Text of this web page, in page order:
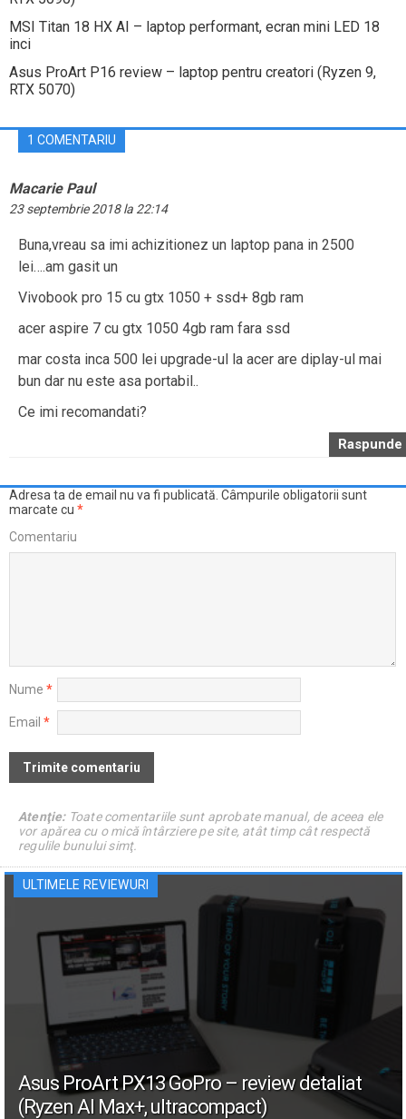
MSI Titan 18 HX AI – laptop performant, ecran mini LED 18
inci
Asus ProArt P16 review – laptop pentru creatori (Ryzen 9,
RTX 5070)
1 COMENTARIU
Macarie Paul
23 septembrie 2018 la 22:14
Buna,vreau sa imi achizitionez un laptop pana in 2500
lei….am gasit un
Vivobook pro 15 cu gtx 1050 + ssd+ 8gb ram
acer aspire 7 cu gtx 1050 4gb ram fara ssd
mar costa inca 500 lei upgrade-ul la acer are diplay-ul mai
bun dar nu este asa portabil..
Ce imi recomandati?
Raspunde
Adresa ta de email nu va fi publicată. Câmpurile obligatorii sunt
marcate cu *
Comentariu
Nume *
Email *
Atenţie:Toate comentariile sunt aprobate manual, de aceea ele
vor apărea cu o mică întârziere pe site, atât timp cât respectă
regulile bunului simţ.
ULTIMELE REVIEWURI
Asus ProArt PX13 GoPro – review detaliat
(Ryzen AI Max+, ultracompact)